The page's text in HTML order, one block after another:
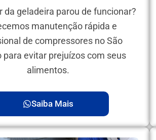
da geladeira parou de funcionar?
manutenção rápida e
de compressores no São
para evitar prejuízos com seus
alimentos.
Saiba Mais